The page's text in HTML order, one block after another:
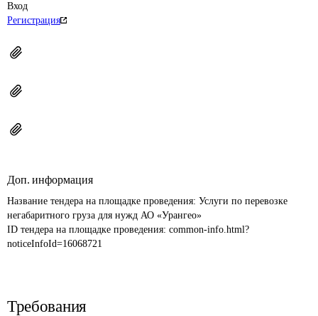
Вход
Регистрация
Доп. информация
Название тендера на площадке проведения: Услуги по перевозке
негабаритного груза для нужд АО «Урангео»
ID тендера на площадке проведения: common-info.html?
noticeInfoId=16068721
Требования